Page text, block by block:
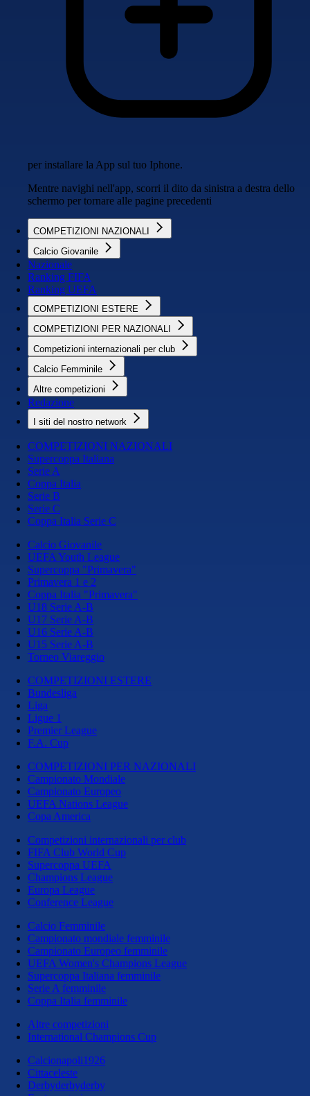
per installare la App sul tuo Iphone.
Mentre navighi nell'app, scorri il dito da sinistra a destra dello
schermo per tornare alle pagine precedenti
COMPETIZIONI NAZIONALI
Calcio Giovanile
Nazionale
Ranking FIFA
Ranking UEFA
COMPETIZIONI ESTERE
COMPETIZIONI PER NAZIONALI
Competizioni internazionali per club
Calcio Femminile
Altre competizioni
Redazione
I siti del nostro network
COMPETIZIONI NAZIONALI
Supercoppa Italiana
Serie A
Coppa Italia
Serie B
Serie C
Coppa Italia Serie C
Calcio Giovanile
UEFA Youth League
Supercoppa "Primavera"
Primavera 1 e 2
Coppa Italia "Primavera"
U18 Serie A-B
U17 Serie A-B
U16 Serie A-B
U15 Serie A-B
Torneo Viareggio
COMPETIZIONI ESTERE
Bundesliga
Liga
Ligue 1
Premier League
F.A. Cup
COMPETIZIONI PER NAZIONALI
Campionato Mondiale
Campionato Europeo
UEFA Nations League
Copa America
Competizioni internazionali per club
FIFA Club World Cup
Supercoppa UEFA
Champions League
Europa League
Conference League
Calcio Femminile
Campionato mondiale femminile
Campionato Europeo femminile
UEFA Women's Champions League
Supercoppa Italiana femminile
Serie A femminile
Coppa Italia femminile
Altre competizioni
International Champions Cup
Calcionapoli1926
Cittaceleste
Derbyderbyderby